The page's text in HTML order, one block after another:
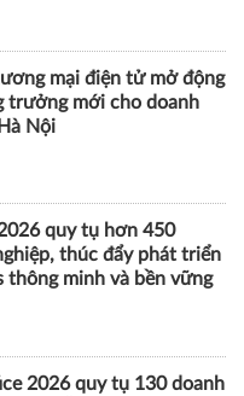
mại điện tử mở động
trưởng mới cho doanh
Nội
quy tụ hơn 450
thúc đẩy phát triển
thông minh và bền vững
2026 quy tụ 130 doanh